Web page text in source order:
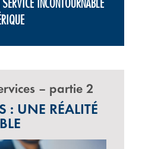
– partie 2
: UNE RÉALITÉ